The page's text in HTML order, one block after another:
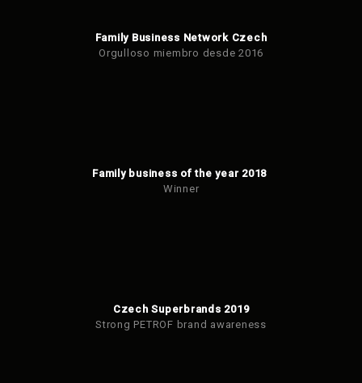
Family Business Network Czech
Orgulloso miembro desde 2016
Family business of the year 2018
Winner
Czech Superbrands 2019
Strong PETROF brand awareness